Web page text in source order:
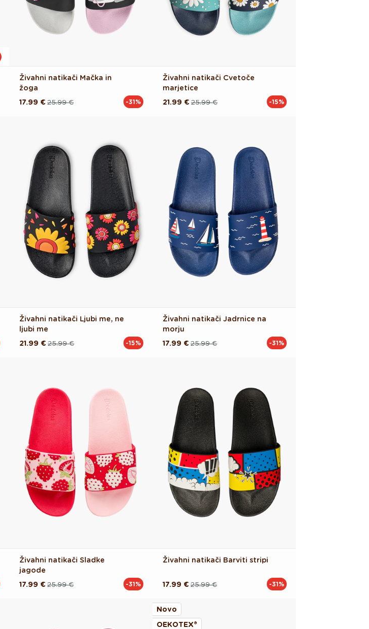
Živahni natikači Mačka in
žoga
Redna 25.99 €
Akcijska
17.99 € -31%
Živahni natikači Cvetoče
marjetice
Redna 25.99 €
Akcijska
21.99 € -15%
Živahni natikači Ljubi me, ne
ljubi me
Redna 25.99 €
Akcijska
21.99 € -15%
Živahni natikači Jadrnice na
morju
Redna 25.99 €
Akcijska
17.99 € -31%
Živahni natikači Sladke
jagode
Redna 25.99 €
Akcijska
17.99 € -31%
Živahni natikači Barviti stripi
Redna 25.99 €
Akcijska
17.99 € -31%
Novo
OEKOTEX®